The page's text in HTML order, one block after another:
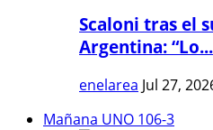
Scaloni tras el
Argentina: “Lo...
enelarea Jul 27,
Mañana UNO 106-3